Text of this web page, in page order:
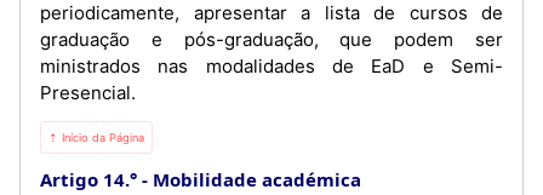
periodicamente, apresentar a lista de cursos de
graduação e pós-graduação, que podem ser
ministrados nas modalidades de EaD e Semi-
Presencial.
⇡ Início da Página
Artigo 14.° Mobilidade académica